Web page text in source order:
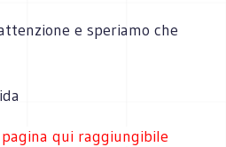
e speriamo che
qui raggiungibile